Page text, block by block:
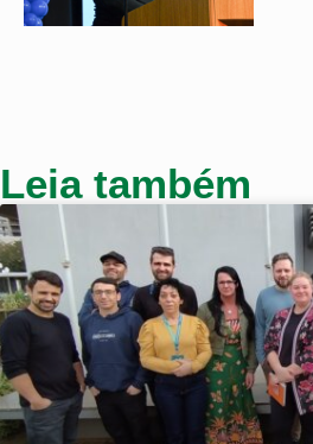
Leia também